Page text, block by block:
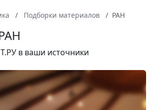
Подборки материалов РАН
в ваши источники